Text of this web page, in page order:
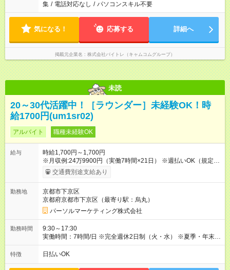
集 / 電話対応なし / パソコンスキル不要
気になる！ 応募する 詳細へ
掲載元企業名 株式会社バイトレ（キャムコムグループ）
未読
20～30代活躍中！［ラウンダー］未経験OK！時
給1700円(um1sr02)
アルバイト 職種未経験OK
給与
時給1,700円～1,700円
※月収例:24万9900円（実働7時間×21日） ※週払いOK（規定
有） 【試用期間】試用期間なし
交通費別途支給あり
勤務地
京都市下京区
京都府京都市下京区（最寄り駅：烏丸）
パーソルマーケティング株式会社
勤務時間
9:30～17:30
実働時間：7時間/日 ※完全週休2日制（火・水） ※夏季・年末年
始休暇あり ※基本的に定時退社です
特徴 日払いOK